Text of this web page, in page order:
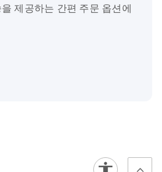
제공하는 간편 주문 옵션에